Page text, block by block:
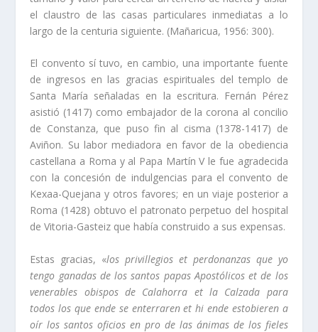
el claustro de las casas particulares inmediatas a lo
largo de la centuria siguiente. (Mañaricua, 1956: 300).
El convento sí­ tuvo, en cambio, una importante fuente
de ingresos en las gracias espirituales del templo de
Santa Marí­a señaladas en la escritura. Fernán Pérez
asistió (1417) como embajador de la corona al concilio
de Constanza, que puso fin al cisma (1378-1417) de
Aviñon. Su labor mediadora en favor de la obediencia
castellana a Roma y al Papa Martí­n V le fue agradecida
con la concesión de indulgencias para el convento de
Kexaa-Quejana y otros favores; en un viaje posterior a
Roma (1428) obtuvo el patronato perpetuo del hospital
de Vitoria-Gasteiz que habí­a construido a sus expensas.
Estas gracias, «los privillegios et perdonanzas que yo
tengo ganadas de los santos papas Apostólicos et de los
venerables obispos de Calahorra et la Calzada para
todos los que ende se enterraren et hi ende estobieren a
oí­r los santos oficios en pro de las ánimas de los fieles